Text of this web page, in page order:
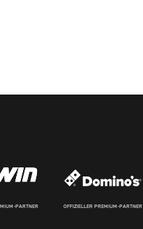
PARTNER OFFIZIELLER PREMIUM-PARTNER